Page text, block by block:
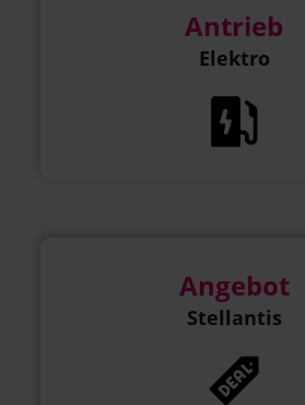
Antrieb
Elektro
Angebot
Stellantis